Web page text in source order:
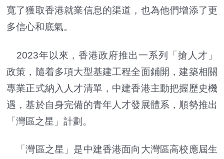
寬了獲取香港就業信息的渠道，也為他們增添了更
多信心和底氣。
2023年以來，香港政府推出一系列「搶人才」
政策，隨着多項大型基建工程全面鋪開，建築相關
專業正式納入人才清單，中建香港主動把握歷史機
遇，基於自身完備的青年人才發展體系，順勢推出
「灣區之星」計劃。
「灣區之星」是中建香港面向大灣區高校應屆生